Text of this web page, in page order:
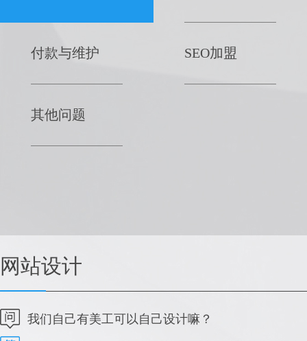
付款与维护 SEO加盟
其他问题
网站设计
我们自己有美工可以自己设计嘛？